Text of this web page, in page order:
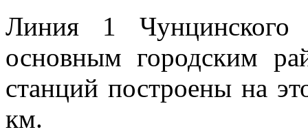
Линия 1 Чунцинского
основным городским
станций построены на
км.